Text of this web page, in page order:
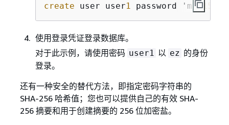
create user user1 password 'md5153
使用登录凭证登录数据库。
对于此示例，请使用密码 user1 以 ez 的身份
登录。
还有一种安全的替代方法，即指定密码字符串的
SHA-256 哈希值；您也可以提供自己的有效 SHA-
256 摘要和用于创建摘要的 256 位加密盐。